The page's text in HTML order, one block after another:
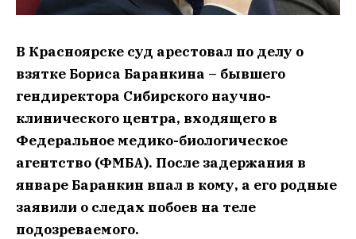
В Красноярске суд арестовал по делу о
взятке Бориса Баранкина – бывшего
гендиректора Сибирского научно-
клинического центра, входящего в
Федеральное медико-биологическое
агентство (ФМБА). После задержания в
январе Баранкин впал в кому, а его родные
заявили о следах побоев на теле
подозреваемого.